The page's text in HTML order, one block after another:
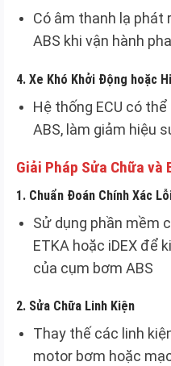
Có âm thanh lạ
ABS khi vận hành
4. Xe Khó Khởi Động hoặc
Hệ thống ECU có
ABS, làm giảm hiệu
Giải Pháp Sửa Chữa và
1. Chuẩn Đoán Chính Xác
Sử dụng phần mềm
ETKA hoặc iDEX để
của cụm bơm ABS
2. Sửa Chữa Linh Kiện
Thay thế các linh
motor bơm hoặc